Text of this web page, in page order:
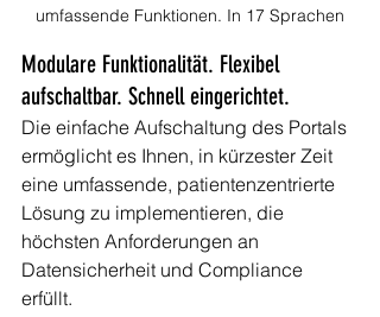
umfassende Funktionen. In 17 Sprachen
Modulare Funktionalität. Flexibel
aufschaltbar. Schnell eingerichtet.
Die einfache Aufschaltung des Portals
ermöglicht es Ihnen, in kürzester Zeit
eine umfassende, patientenzentrierte
Lösung zu implementieren, die
höchsten Anforderungen an
Datensicherheit und Compliance
erfüllt.